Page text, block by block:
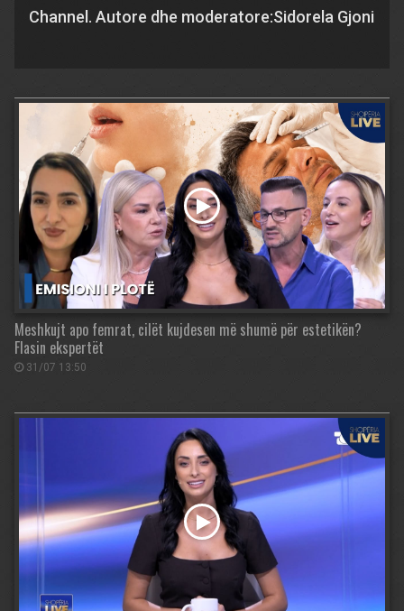
Channel. Autore dhe moderatore:Sidorela Gjoni
Meshkujt apo femrat, cilët kujdesen më shumë për estetikën?
Flasin ekspertët
31/07 13:50